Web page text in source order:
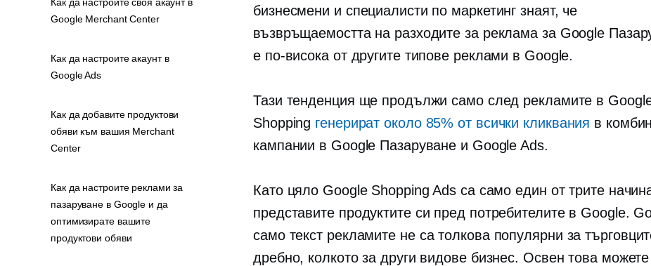
бизнесмени и специалисти по маркетинг знаят, че
възвръщаемостта на разходите за реклама за Google
е по-висока от другите типове реклами в Google.
Тази тенденция ще продължи само след рекламите в
Shopping генерират около 85% от всички кликвания в
кампании в Google Пазаруване и Google Ads.
Като цяло Google Shopping Ads са само един от трите
представите продуктите си пред потребителите в Google.
само текст рекламите не са толкова популярни за
дребно, колкото за други видове бизнес. Освен това
Google Merchant Center
Как да настроите акаунт в
Google Ads
Как да добавите продуктови
обяви към вашия Merchant
Center
Как да настроите реклами за
пазаруване в Google и да
оптимизирате вашите
продуктови обяви